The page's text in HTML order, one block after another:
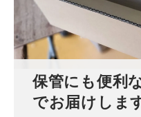
保管にも便利
でお届けしま